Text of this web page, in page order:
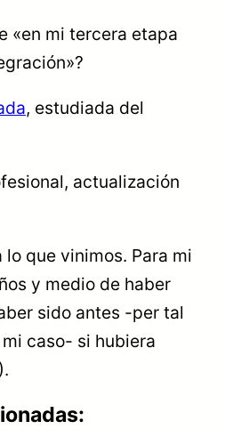
«en mi tercera etapa
, estudiada del
actualización
lo que vinimos. Para mi
y medio de haber
sido antes -per tal
caso- si hubiera